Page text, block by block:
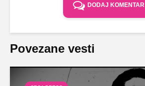
DODAJ KOMENTAR
Povezane vesti